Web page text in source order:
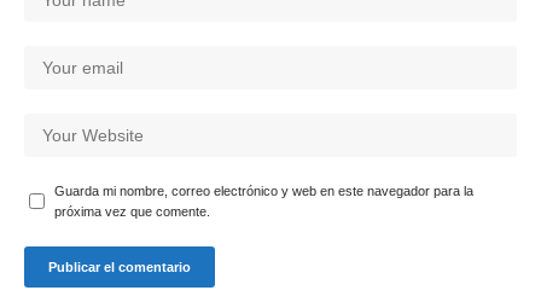
Guarda mi nombre, correo electrónico y web en este navegador para la
próxima vez que comente.